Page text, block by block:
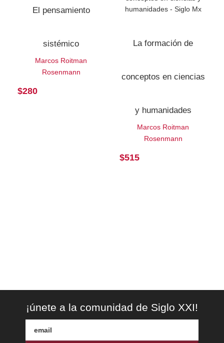
El pensamiento
sistémico
Marcos Roitman
Rosenmann
$280
La formación de
conceptos en ciencias
y humanidades
Marcos Roitman
Rosenmann
$515
¡únete a la comunidad de Siglo XXI!